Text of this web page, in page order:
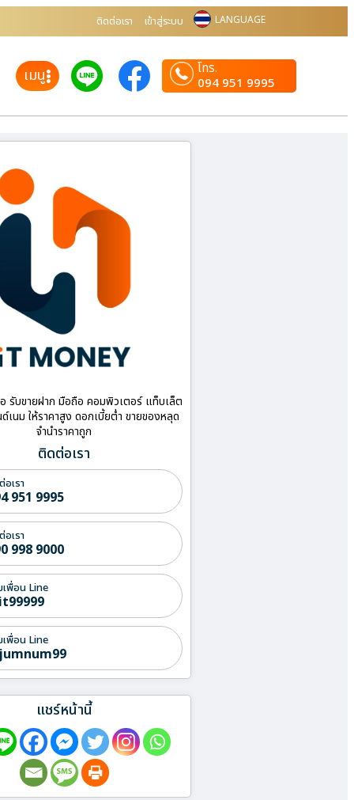
ติดต่อเรา เข้าสู่ระบบ LANGUAGE
เมนู
โทร.
094 951 9995
รับขายฝาก มือถือ คอมพิวเตอร์ แท็บเล็ต
เนม ให้ราคาสูง ดอกเบี้ยต่ำ ขายของหลุด
จำนำราคาถูก
ติดต่อเรา
อเรา
951 9995
อเรา
998 9000
เพื่อน Line
เพื่อน Line
แชร์หน้านี้